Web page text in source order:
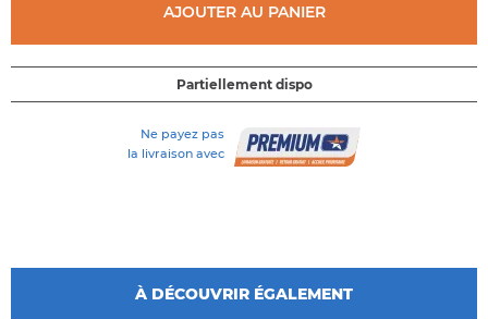
AJOUTER AU PANIER
Partiellement dispo
Ne payez pas
la livraison avec
À DÉCOUVRIR ÉGALEMENT